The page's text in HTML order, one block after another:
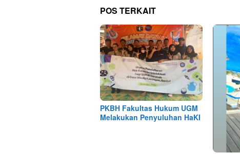
POS TERKAIT
PKBH Fakultas Hukum UGM
Melakukan Penyuluhan HaKI